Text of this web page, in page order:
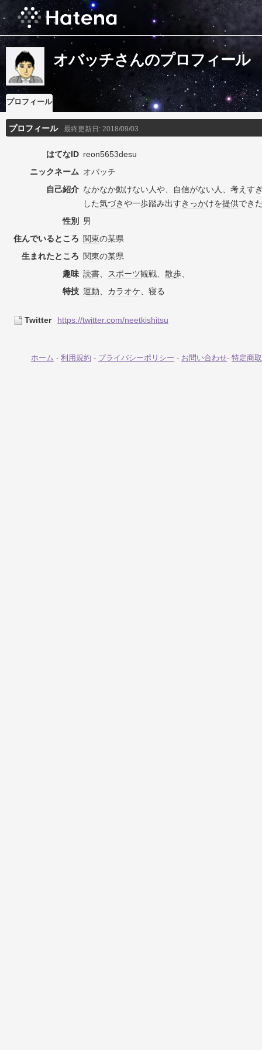
オバッチさんのプロフィール
プロフィール
プロフィール 最終更新日: 2018/09/03
はてなID reon5653desu
ニックネーム オバッチ
自己紹介 なかなか動けない人や、自信がない人、考えす
した気づきや一歩踏み出すきっかけを提供でき
性別
男
住んでいるところ 関東の某県
生まれたところ 関東の某県
趣味 読書、 スポーツ観戦、 散歩、
特技 運動、 カラオケ、寝る
Twitter https://twitter.com/neetkishitsu
ホーム - 利用規約 - プライバシーポリシー - お問い合わせ- 特定商